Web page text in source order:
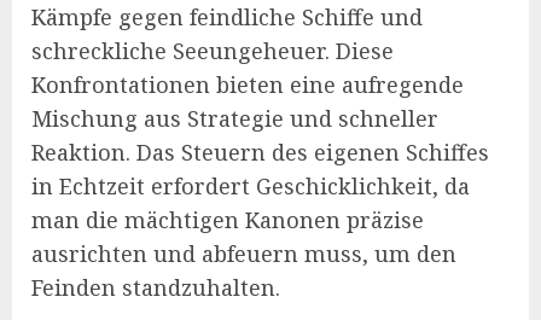
Kämpfe gegen feindliche Schiffe und
schreckliche Seeungeheuer. Diese
Konfrontationen bieten eine aufregende
Mischung aus Strategie und schneller
Reaktion. Das Steuern des eigenen Schiffes
in Echtzeit erfordert Geschicklichkeit, da
man die mächtigen Kanonen präzise
ausrichten und abfeuern muss, um den
Feinden standzuhalten.